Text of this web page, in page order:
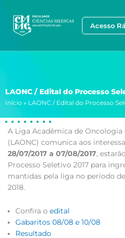
para
Acesso
LAONC / Edital do Processo
Início » LAONC / Edital do Processo
A Liga Acadêmica de
(LAONC) comunica aos
28/07/2017 a 07/08/2017,
Processo Seletivo 2017 para
mantidas pela liga no período
2018.
Confira o edital
Gabaritos 08/08 e 10/08
Resultado